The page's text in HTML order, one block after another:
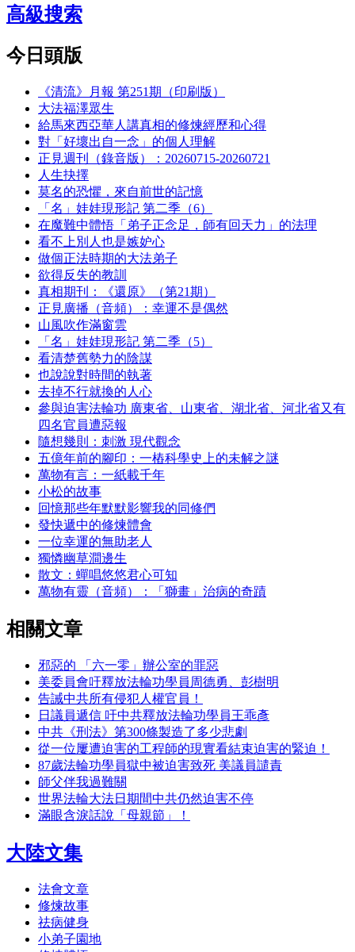
高級搜索
今日頭版
《清流》月報 第251期（印刷版）
大法福澤眾生
給馬來西亞華人講真相的修煉經歷和心得
對「好壞出自一念」的個人理解
正見週刊（錄音版）：20260715-20260721
人生抉擇
莫名的恐懼，來自前世的記憶
「名」娃娃現形記 第二季（6）
在魔難中體悟「弟子正念足，師有回天力」的法理
看不上別人也是嫉妒心
做個正法時期的大法弟子
欲得反失的教訓
真相期刊：《還原》（第21期）
正見廣播（音頻）：幸運不是偶然
山風吹作滿窗雲
「名」娃娃現形記 第二季（5）
看清楚舊勢力的陰謀
也說說對時間的執著
去掉不行就換的人心
參與迫害法輪功 廣東省、山東省、湖北省、河北省又有
四名官員遭惡報
隨想幾則：刺激 現代觀念
五億年前的腳印：一樁科學史上的未解之謎
萬物有言：一紙載千年
小松的故事
回憶那些年默默影響我的同修們
發快遞中的修煉體會
一位幸運的無助老人
獨憐幽草澗邊生
散文：蟬唱悠悠君心可知
萬物有靈（音頻）：「獅畫」治病的奇蹟
相關文章
邪惡的 「六一零」辦公室的罪惡
美委員會吁釋放法輪功學員周德勇、彭樹明
告誡中共所有侵犯人權官員！
日議員遞信 吁中共釋放法輪功學員王乖彥
中共《刑法》第300條製造了多少悲劇
從一位屢遭迫害的工程師的現實看結束迫害的緊迫！
87歲法輪功學員獄中被迫害致死 美議員譴責
師父伴我過難關
世界法輪大法日期間中共仍然迫害不停
滿眼含淚話說「母親節」！
大陸文集
法會文章
修煉故事
祛病健身
小弟子園地